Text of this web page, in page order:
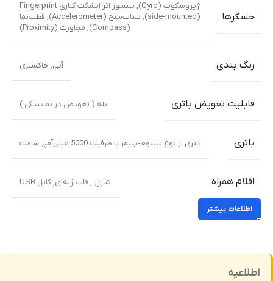
حسگرها
ژیروسکوپ (Gyro), سنسور اثر انشگت کناری Fingerprint
(side-mounted), شتاب‌سنج (Accelerometer), قطب‌نما
(Compass), مجاورت (Proximity)
رنگ بندی آبی, خاکستری
قابلیت تعویض باتری بله ( تعویض در نمایندگی )
باتری باتری از نوع لیتیوم-پلیمر با ظرفیت 5000 میلی‌آمپر ساعت
اقلام همراه شارژر , قاب ژله‌ای, کابل USB
اطلاعات بیشتر
اطلاعیه